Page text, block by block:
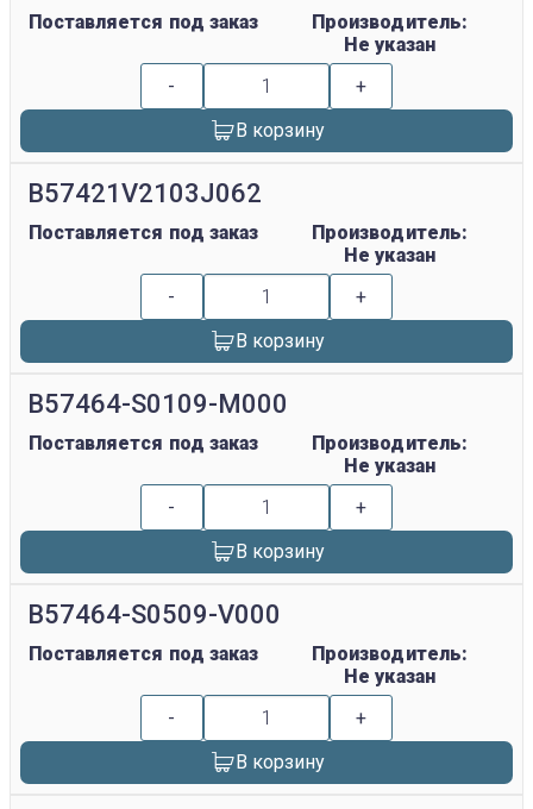
Поставляется под заказ
Производитель:
Не указан
-
+
В корзину
B57421V2103J062
Поставляется под заказ
Производитель:
Не указан
-
+
В корзину
B57464-S0109-M000
Поставляется под заказ
Производитель:
Не указан
-
+
В корзину
B57464-S0509-V000
Поставляется под заказ
Производитель:
Не указан
-
+
В корзину